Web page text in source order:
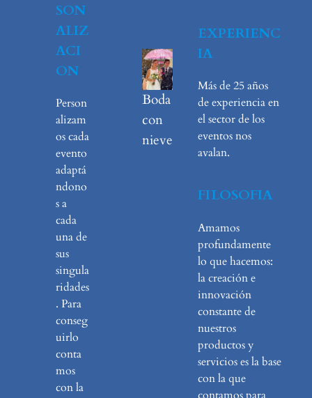
SON
ALIZ
ACI
ON
Person
alizam
os cada
evento
adaptá
ndono
s a
cada
una de
sus
singula
ridades
. Para
conseg
uirlo
conta
mos
con la
Boda
con
nieve
EXPERIENC
IA
Más de 25 años
de experiencia en
el sector de los
eventos nos
avalan.
FILOSOFIA
Amamos
profundamente
lo que hacemos:
la creación e
innovación
constante de
nuestros
productos y
servicios es la base
con la que